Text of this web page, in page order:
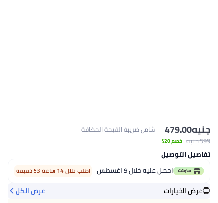
جنيه479.00
599 جنيه خصم 20%
شامل ضريبة القيمة المضافة
تفاصيل التوصيل
احصل عليه خلال9 اغسطس اطلب خلال 14 ساعة 53 دقيقة
عرض الخيارات عرض الكل